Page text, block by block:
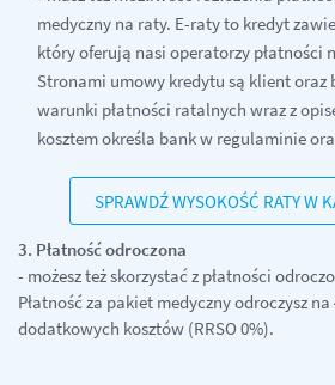
medyczny na raty. E-raty to kredyt
który oferują nasi operatorzy płatności
Stronami umowy kredytu są klient oraz
warunki płatności ratalnych wraz z
kosztem określa bank w regulaminie
SPRAWDŹ WYSOKOŚĆ RATY W
3. Płatność odroczona
- możesz też skorzystać z płatności
Płatność za pakiet medyczny odroczysz
dodatkowych kosztów (RRSO 0%).